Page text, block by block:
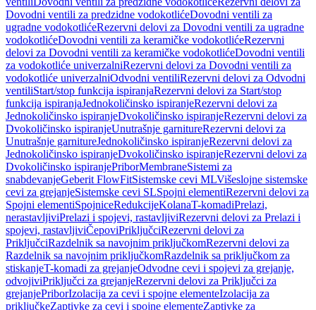
Dovodni ventili za predzidne vodokotlićeDovodni ventili za
ugradne vodokotlićeRezervni delovi za Dovodni ventili za ugradne
vodokotlićeDovodni ventili za keramičke vodokotlićeRezervni
delovi za Dovodni ventili za keramičke vodokotlićeDovodni ventili
za vodokotliće univerzalniRezervni delovi za Dovodni ventili za
vodokotliće univerzalniOdvodni ventiliRezervni delovi za Odvodni
ventiliStart/stop funkcija ispiranjaRezervni delovi za Start/stop
funkcija ispiranjaJednokoličinsko ispiranjeRezervni delovi za
Jednokoličinsko ispiranjeDvokoličinsko ispiranjeRezervni delovi za
Dvokoličinsko ispiranjeUnutrašnje garnitureRezervni delovi za
Unutrašnje garnitureJednokoličinsko ispiranjeRezervni delovi za
Jednokoličinsko ispiranjeDvokoličinsko ispiranjeRezervni delovi za
Dvokoličinsko ispiranjePriborMembraneSistemi za
snabdevanjeGeberit FlowFitSistemske cevi MLVišeslojne sistemske
cevi za grejanjeSistemske cevi SLSpojni elementiRezervni delovi za
Spojni elementiSpojniceRedukcijeKolanaT-komadiPrelazi,
nerastavljiviPrelazi i spojevi, rastavljiviRezervni delovi za Prelazi i
spojevi, rastavljiviČepoviPriključciRezervni delovi za
PriključciRazdelnik sa navojnim priključkomRezervni delovi za
Razdelnik sa navojnim priključkomRazdelnik sa priključkom za
stiskanjeT-komadi za grejanjeOdvodne cevi i spojevi za grejanje,
odvojiviPriključci za grejanjeRezervni delovi za Priključci za
grejanjePriborIzolacija za cevi i spojne elementeIzolacija za
priključkeZaptivke za cevi i spojne elementeZaptivke za